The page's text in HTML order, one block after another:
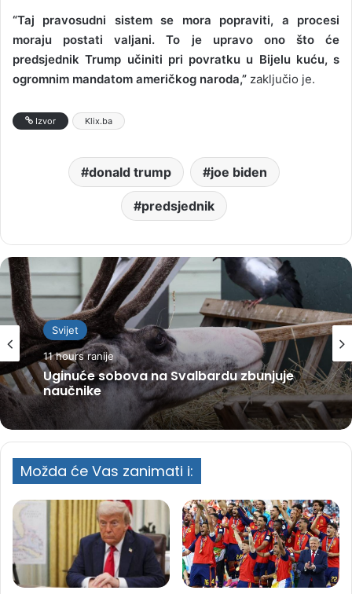
“Taj pravosudni sistem se mora popraviti, a procesi
moraju postati valjani. To je upravo ono što će
predsjednik Trump učiniti pri povratku u Bijelu kuću, s
ogromnim mandatom američkog naroda,” zaključio je.
Izvor Klix.ba
donald trump joe biden
predsjednik
Svijet
11 hours ranije
Uginuće sobova na Svalbardu zbunjuje
naučnike
Možda će Vas zanimati i: